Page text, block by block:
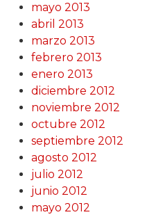
mayo 2013
abril 2013
marzo 2013
febrero 2013
enero 2013
diciembre 2012
noviembre 2012
octubre 2012
septiembre 2012
agosto 2012
julio 2012
junio 2012
mayo 2012